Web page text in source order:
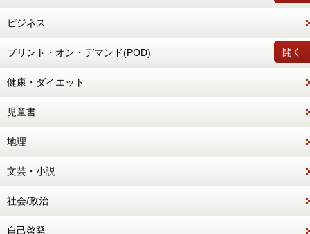
ビジネス
開く
プリント・オン・デマンド(POD)
健康・ダイエット
児童書
地理
文芸・小説
社会/政治
自己啓発